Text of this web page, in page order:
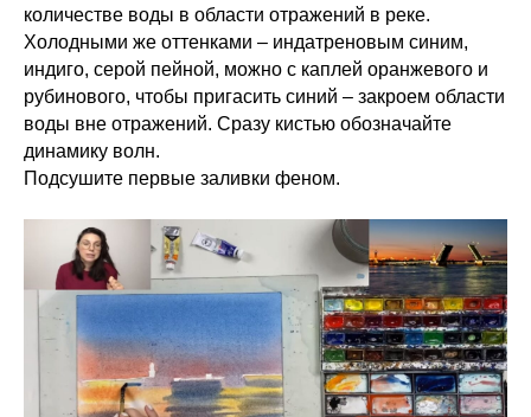
количестве воды в области отражений в реке.
Холодными же оттенками – индатреновым синим,
индиго, серой пейной, можно с каплей оранжевого и
рубинового, чтобы пригасить синий – закроем области
воды вне отражений. Сразу кистью обозначайте
динамику волн.
Подсушите первые заливки феном.